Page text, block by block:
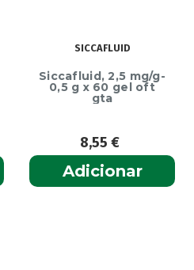
SICCAFLUID
Siccafluid, 2,5 mg/g-
0,5 g x 60 gel oft
gta
8,55€
Adicionar